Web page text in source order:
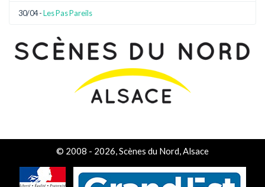
30/04 -Les Pas Pareils
© 2008 - 2026, Scènes du Nord, Alsace